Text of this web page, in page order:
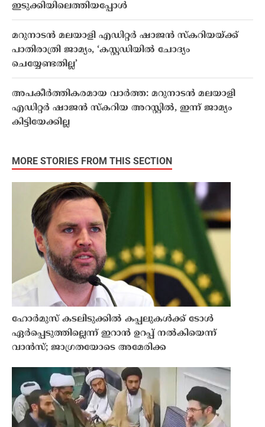
ഇടുക്കിയിലെത്തിയപ്പോൾ
മറുനാടൻ മലയാളി എഡിറ്റർ ഷാജൻ സ്കറിയയ്ക്ക്
പാതിരാത്രി ജാമ്യം, ‘കസ്റ്റഡിയിൽ ചോദ്യം
ചെയ്യേണ്ടതില്ല’
അപകീര്‍ത്തികരമായ വാർത്ത: മറുനാടന്‍ മലയാളി
എഡിറ്റർ ഷാജന്‍ സ്‌കറിയ അറസ്റ്റില്‍, ഇന്ന് ജാമ്യം
കിട്ടിയേക്കില്ല
MORE STORIES FROM THIS SECTION
ഹോർമുസ് കടലിടുക്കിൽ കപ്പലുകൾക്ക് ടോൾ
ഏർപ്പെടുത്തില്ലെന്ന് ഇറാൻ ഉറപ്പ് നൽകിയെന്ന്
വാൻസ്; ജാഗ്രതയോടെ അമേരിക്ക